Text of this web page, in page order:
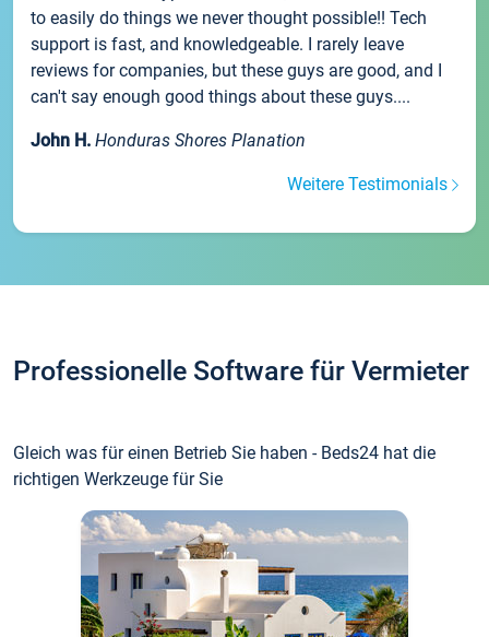
to easily do things we never thought possible!! Tech
support is fast, and knowledgeable. I rarely leave
reviews for companies, but these guys are good, and I
can't say enough good things about these guys....
John H. Honduras Shores Planation
Weitere Testimonials
Professionelle Software für Vermieter
Gleich was für einen Betrieb Sie haben - Beds24 hat die
richtigen Werkzeuge für Sie